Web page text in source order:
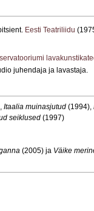
Eesti Teatriliidu
juhendaja ja lavastaja.
Itaalia muinasjutud (1994),
seiklused (1997)
(2005) ja Väike